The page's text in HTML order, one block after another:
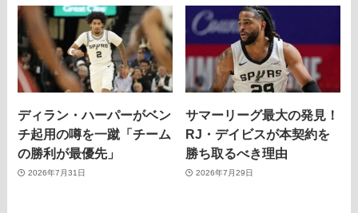
ディラン・ハーパーがベン
チ起用の噂を一蹴「チーム
の勝利が最優先」
2026年7月31日
サマーリーグ最大の発見！
RJ・デイビスが本契約を
勝ち取るべき理由
2026年7月29日